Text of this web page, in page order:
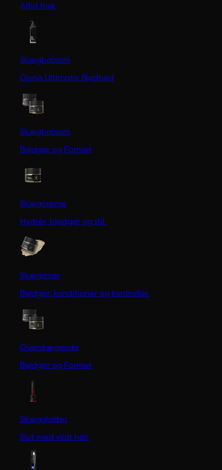
Altid frisk.
Skægbalsam
Opnå Ultimativ Blødhed
Skægbalsam
Blødgør og Former
Skægcreme
Hydrér, blødgør og stil.
Skægsmør
Blødgør, konditionér og kontrollér.
Overskægsvoks
Blødgør og Former
Skægglatter
Slut med vildt hår.